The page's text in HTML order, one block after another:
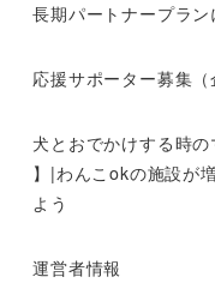
長期パートナープラン
応援サポーター募集（
犬とおでかけする時
】|わんこokの施設が
よう
運営者情報